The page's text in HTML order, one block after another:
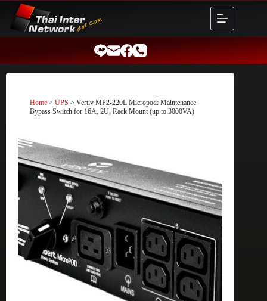
content
Home > UPS > Vertiv MP2-220L Micropod: Maintenance
Bypass Switch for 16A, 2U, Rack Mount (up to 3000VA)